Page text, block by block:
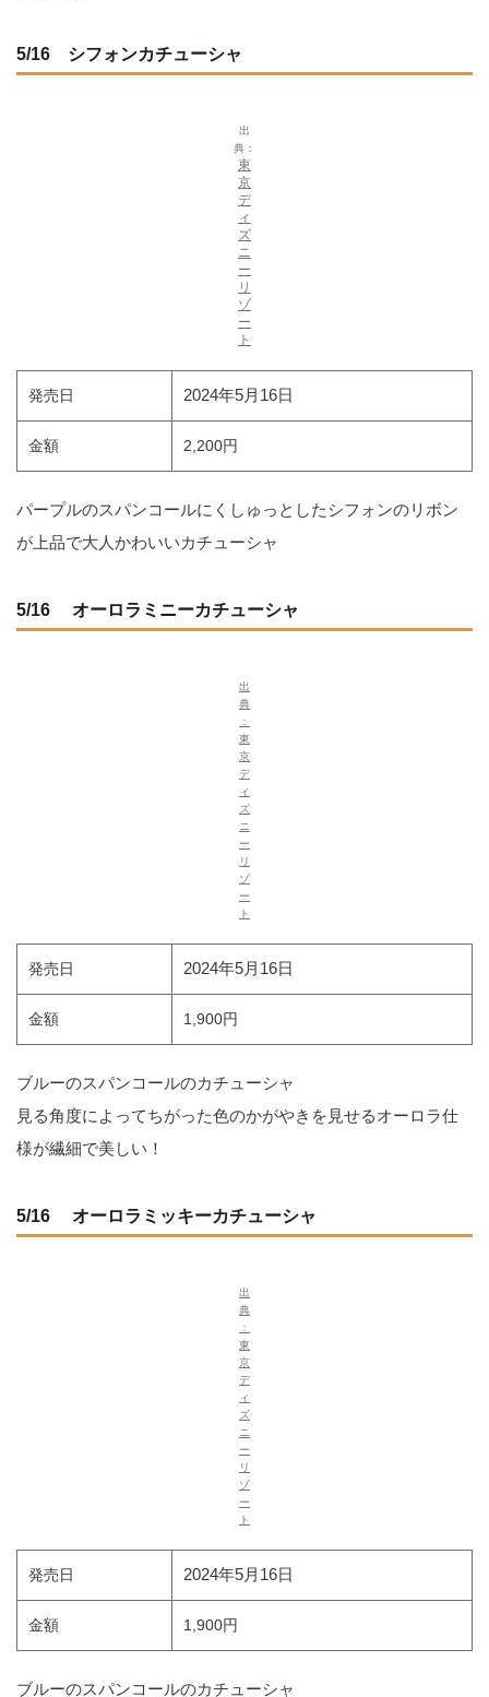
5/16 シフォンカチューシャ
出
典：
東
京
デ
ィ
ズ
ニ
ー
リ
ゾ
ー
ト
発売日 2024年5月16日
金額 2,200円
パープルのスパンコールにくしゅっとしたシフォンのリボン
が上品で大人かわいいカチューシャ
5/16 オーロラミニーカチューシャ
出
典
：
東
京
デ
ィ
ズ
ニ
ー
リ
ゾ
ー
ト
発売日 2024年5月16日
金額 1,900円
ブルーのスパンコールのカチューシャ
見る角度によってちがった色のかがやきを見せるオーロラ仕
様が繊細で美しい！
5/16 オーロラミッキーカチューシャ
出
典
：
東
京
デ
ィ
ズ
ニ
ー
リ
ゾ
ー
ト
発売日 2024年5月16日
金額 1,900円
ブルーのスパンコールのカチューシャ